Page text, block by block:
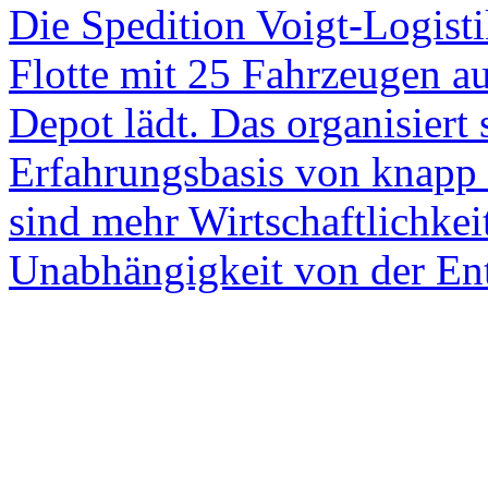
Die Spedition Voigt-
Flotte mit 25 Fahrzeugen
Depot lädt. Das organisiert
Erfahrungsbasis von
sind mehr
Unabhängigkeit von der